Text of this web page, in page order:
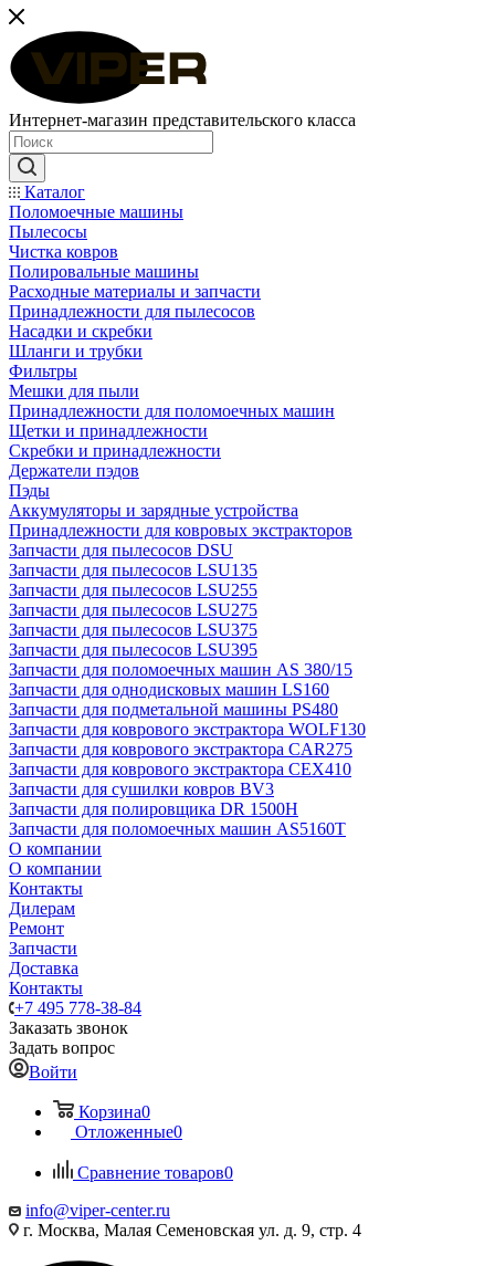
Интернет-магазин представительского класса
Каталог
Поломоечные машины
Пылесосы
Чистка ковров
Полировальные машины
Расходные материалы и запчасти
Принадлежности для пылесосов
Насадки и скребки
Шланги и трубки
Фильтры
Мешки для пыли
Принадлежности для поломоечных машин
Щетки и принадлежности
Скребки и принадлежности
Держатели пэдов
Пэды
Аккумуляторы и зарядные устройства
Принадлежности для ковровых экстракторов
Запчасти для пылесосов DSU
Запчасти для пылесосов LSU135
Запчасти для пылесосов LSU255
Запчасти для пылесосов LSU275
Запчасти для пылесосов LSU375
Запчасти для пылесосов LSU395
Запчасти для поломоечных машин AS 380/15
Запчасти для однодисковых машин LS160
Запчасти для подметальной машины PS480
Запчасти для коврового экстрактора WOLF130
Запчасти для коврового экстрактора CAR275
Запчасти для коврового экстрактора CEX410
Запчасти для сушилки ковров BV3
Запчасти для полировщика DR 1500H
Запчасти для поломоечных машин AS5160T
О компании
О компании
Контакты
Дилерам
Ремонт
Запчасти
Доставка
Контакты
+7 495 778-38-84
Заказать звонок
Задать вопрос
Войти
Корзина0
Отложенные0
Сравнение товаров0
info@viper-center.ru
г. Москва, Малая Семеновская ул. д. 9, стр. 4